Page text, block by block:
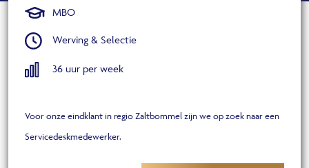
MBO
Werving & Selectie
36 uur per week
Voor onze eindklant in regio Zaltbommel zijn we op zoek naar een
Servicedeskmedewerker.